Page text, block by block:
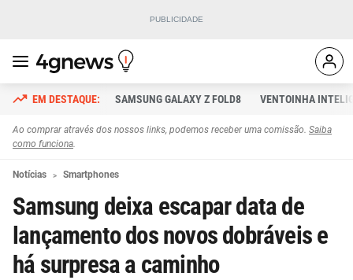
SAMSUNG GALAXY Z FOLD8 VENTOINHA
Ao comprar através dos nossos links, podemos receber uma comissão. Saiba
como funciona.
Notícias Smartphones
Samsung deixa escapar data de
lançamento dos novos dobráveis e
há surpresa a caminho